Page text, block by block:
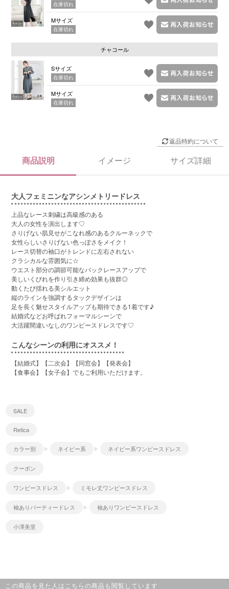
在庫切れ
Mサイズ
在庫切れ
チャコール
Sサイズ
在庫切れ
Mサイズ
在庫切れ
返品特約について
商品説明 イメージ サイズ詳細
大人フェミニンなアシンメトリードレス
上品なレース刺繍は高級感のある
大人の女性を演出します♡
さりげない肌見せがこなれ感のあるクルーネックで
女性らしいさりげない色っぽさをメイク！
レース切替の袖口がトレンドに左右されない
クラシカルな雰囲気に☆
ウエスト部分の調節可能なバックレースアップで
美しいくびれを作り引き締め効果も抜群◎
動くたび揺れる美シルエット
縦のラインを強調するタックデザインは
足を長く魅せスタイルアップも期待できる1着です♪
結婚式などお呼ばれフォーマルシーンで
大活躍間違いなしのワンピースドレスです♡
こんなシーンの利用にオススメ！
【結婚式】【二次会】【同窓会】【発表会】
【食事会】【女子会】でもご利用いただけます。
SALE
Retica
カラー別 ネイビー系 ネイビー系ワンピースドレス
クーポン
ワンピースドレス ミモレ丈ワンピースドレス
袖ありパーティードレス 袖ありワンピースドレス
小澤美里
この商品を見た人はこちらの商品も閲覧しています